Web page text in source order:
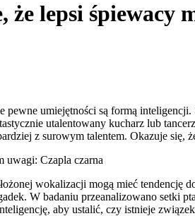
że lepsi śpiewacy
pewne umiejętności są formą
utalentowany kucharz lub
z surowym talentem. Okazuje
uwagi: Czapla czarna
wokalizacji mogą mieć
W badaniu przeanalizowano setki
aby ustalić, czy istnieje